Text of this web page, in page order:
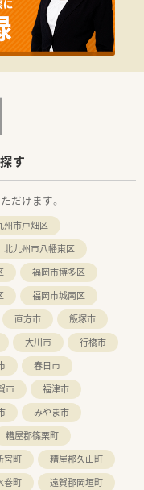
ため、未経験の業務があ
女比も半々とバランスが
深く理解しているため、
。
がら、薬剤師としての専
。
広がるため、組織づくり
す
だけます。
州市戸畑区
北九州市八幡東区
福岡市博多区
福岡市城南区
直方市
飯塚市
大川市
行橋市
春日市
市
福津市
みやま市
糟屋郡篠栗町
宮町
糟屋郡久山町
巻町
遠賀郡岡垣町